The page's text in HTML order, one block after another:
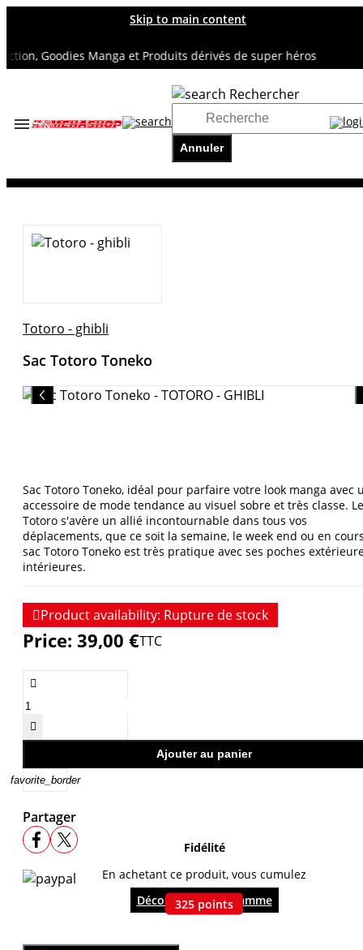
Skip to main content
Goodies Manga et Produits dérivés de super héros
Rechercher
Annuler
Accueil
Totoro - ghibli
Sac Totoro Toneko
Sac Totoro Toneko, idéal pour parfaire votre look manga avec
accessoire de mode tendance au visuel sobre et très classe.
Totoro s'avère un allié incontournable dans tous vos
déplacements, que ce soit la semaine, le week end ou en
sac Totoro Toneko est très pratique avec ses poches
intérieures.
Price: 39,00 €TTC


Ajouter au panier
favorite_border
Product availability: Rupture de stock
Partager
Fidélité
En achetant ce produit, vous cumulez
325 points
Découvrir le programme